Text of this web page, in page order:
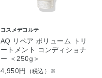
コスメデコルテ
AQ リペア ボリューム トリ
ートメント コンディショナ
ー ＜250g＞
4,950円
（税込）※